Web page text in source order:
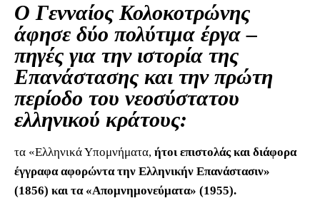
Ο Γενναίος Κολοκοτρώνης
άφησε δύο πολύτιμα έργα –
πηγές για την ιστορία της
Επανάστασης και την πρώτη
περίοδο του νεοσύστατου
ελληνικού κράτους:
τα «Ελληνικά Υπομνήματα, ήτοι επιστολάς και διάφορα
έγγραφα αφορώντα την Ελληνικήν Επανάστασιν»
(1856) και τα «Απομνημονεύματα» (1955).